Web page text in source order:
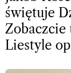
świętuje
Liestyle